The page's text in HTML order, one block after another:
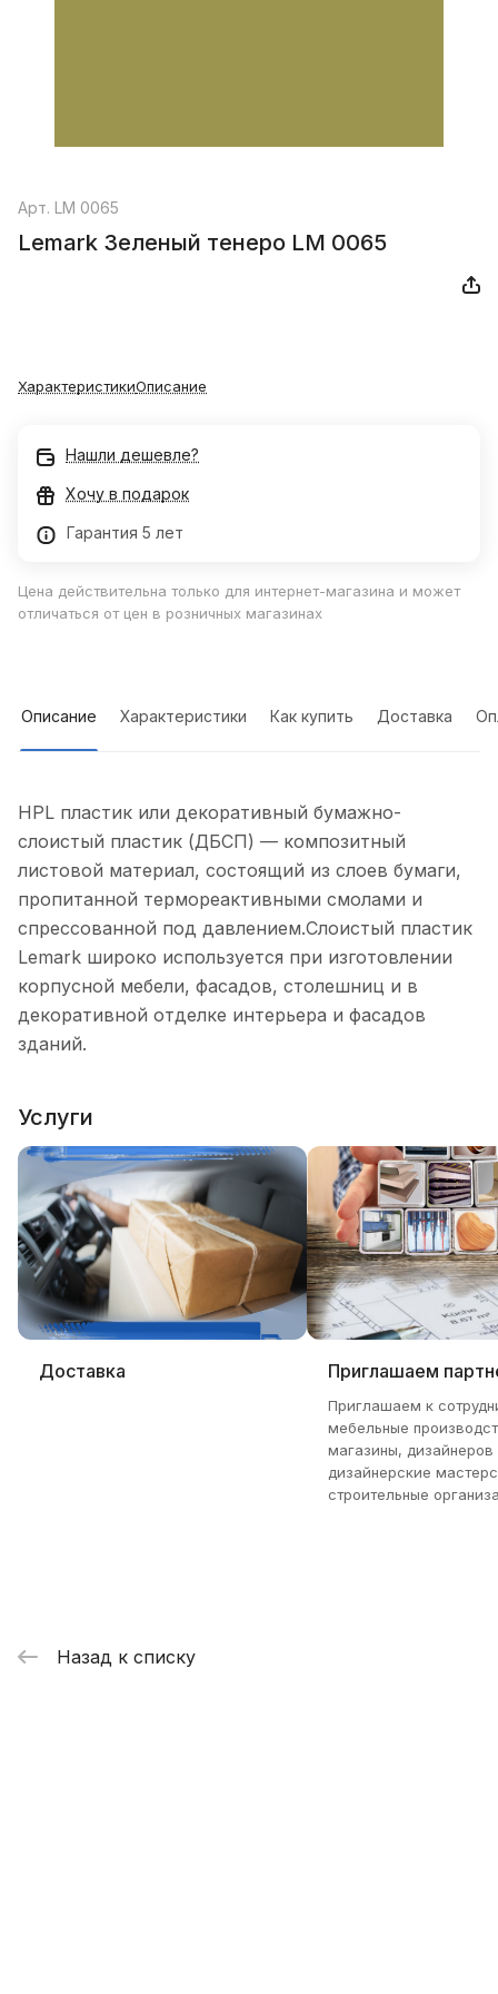
Арт. LM 0065
Lemark Зеленый тенеро LM 0065
ХарактеристикиОписание
Нашли дешевле?
Хочу в подарок
Гарантия 5 лет
Цена действительна только для интернет-магазина и может
отличаться от цен в розничных магазинах
Описание Характеристики Как купить Доставка
HPL пластик или декоративный бумажно-
слоистый пластик (ДБСП) — композитный
листовой материал, состоящий из слоев бумаги,
пропитанной термореактивными смолами и
спрессованной под давлением.Слоистый пластик
Lemark широко используется при изготовлении
корпусной мебели, фасадов, столешниц и в
декоративной отделке интерьера и фасадов
зданий.
Услуги
Доставка Приглашаем
Приглашаем к
мебельные
магазины, дизайнеров
дизайнерские
строительные
Назад к списку